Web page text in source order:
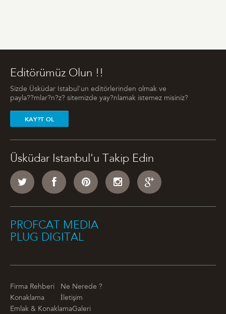
Editörümüz Olun !!
Sizde Üsküdar Istabul'un editörlerinden olmak ve
payla??mlar?n?z? sitemizde yay?nlamak istemez misiniz?
KAY?T OL
Üsküdar Istanbul'u Takip Edin
PROFCAT MEDIA
PLUG DIGITAL
Firma Rehberi
Ne Nerede ?
Konaklama
İletişim
Emlak & KonaklamaGaleri